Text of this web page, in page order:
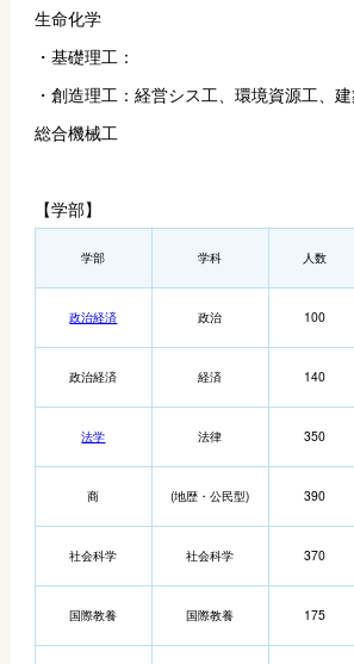
生命化学
・基礎理工：
・創造理工：経営シス工、環境資源工、建
総合機械工
【学部】
学部 学科 人数
政治経済 政治 100
政治経済 経済 140
法学 法律 350
商 (地歴・公民型) 390
社会科学 社会科学 370
国際教養 国際教養 175